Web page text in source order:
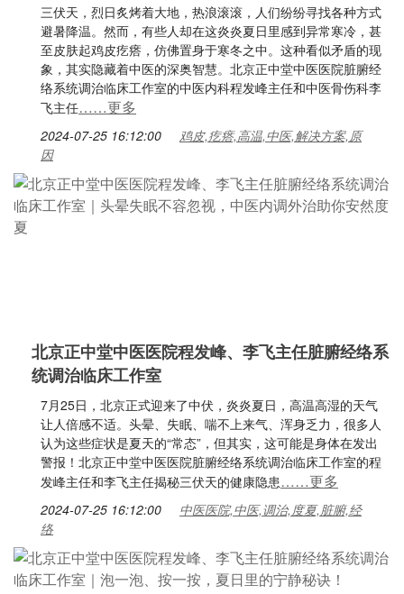
三伏天，烈日炙烤着大地，热浪滚滚，人们纷纷寻找各种方式
避暑降温。然而，有些人却在这炎炎夏日里感到异常寒冷，甚
至皮肤起鸡皮疙瘩，仿佛置身于寒冬之中。这种看似矛盾的现
象，其实隐藏着中医的深奥智慧。北京正中堂中医医院脏腑经
络系统调治临床工作室的中医内科程发峰主任和中医骨伤科李
飞主任……更多
2024-07-25 16:12:00
鸡皮,疙瘩,高温,中医,解决方案,原
因
北京正中堂中医医院程发峰、李飞主任脏腑经络系
统调治临床工作室
7月25日，北京正式迎来了中伏，炎炎夏日，高温高湿的天气
让人倍感不适。头晕、失眠、喘不上来气、浑身乏力，很多人
认为这些症状是夏天的“常态”，但其实，这可能是身体在发出
警报！北京正中堂中医医院脏腑经络系统调治临床工作室的程
发峰主任和李飞主任揭秘三伏天的健康隐患……更多
2024-07-25 16:12:00
中医医院,中医,调治,度夏,脏腑,经
络